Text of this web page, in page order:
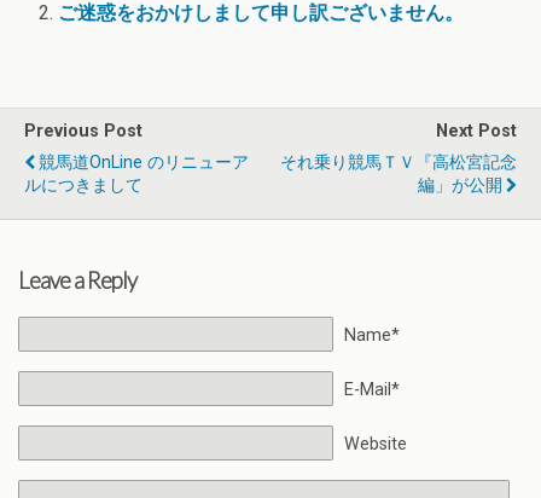
ご迷惑をおかけしまして申し訳ございません。
Previous Post
競馬道OnLine のリニューア
ルにつきまして
Next Post
それ乗り競馬ＴＶ『高松宮記念
編」が公開
Leave a Reply
Name*
E-Mail*
Website